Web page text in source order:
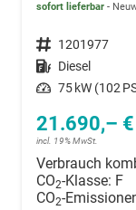
sofort lieferbar
Fahrzeugnummer 1201977
Kraftstoff Diesel
Leistung 75 kW (102
21.690,– €
incl. 19% MwSt.
Verbrauch
CO2-Klasse: F
CO2-